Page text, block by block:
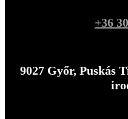
+36
9027 Győr, Puskás